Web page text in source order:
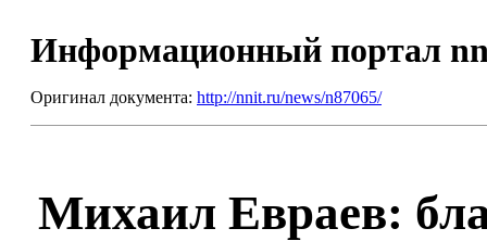
Информационный портал
Оригинал документа: http://nnit.ru/news/n87065/
Михаил Евраев: